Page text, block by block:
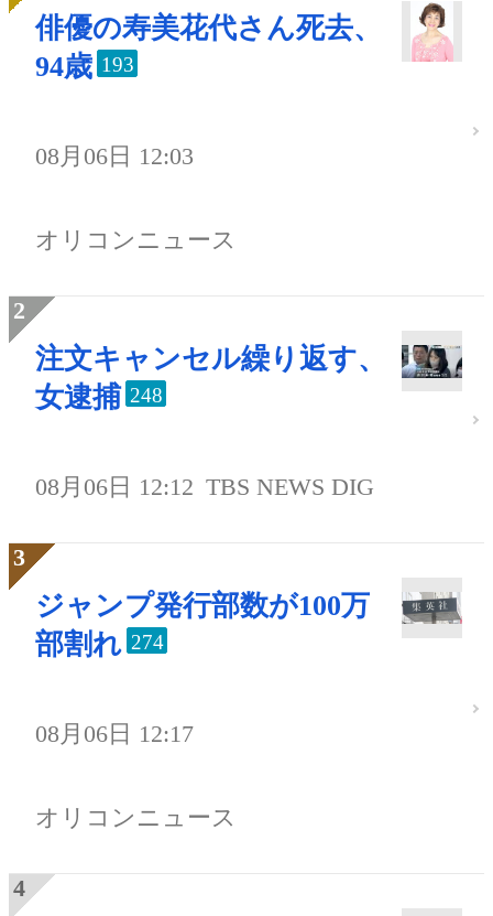
俳優の寿美花代さん死去、
94歳 193
08月06日 12:03
オリコンニュース
注文キャンセル繰り返す、
女逮捕 248
08月06日 12:12 TBS NEWS DIG
ジャンプ発行部数が100万
部割れ 274
08月06日 12:17
オリコンニュース